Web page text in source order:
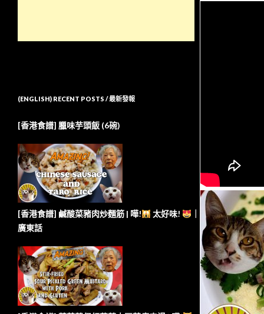
(ENGLISH) RECENT POSTS / 最新發報
[香港食譜] 臘味芋頭飯 (6碗)
[香港食譜] 鹹酸菜豬肉炒麵筋 | 嘩! 太好味!
廣東話